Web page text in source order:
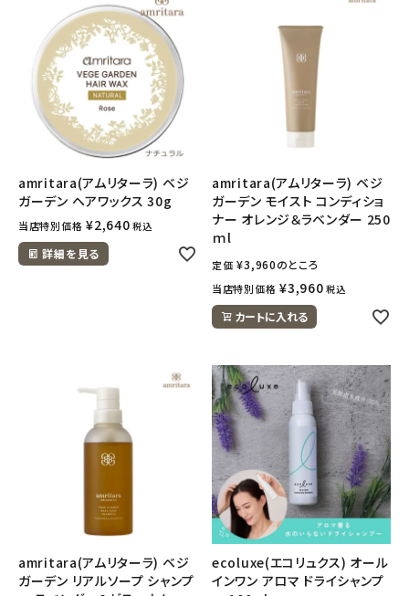
amritara(アムリターラ) ベジ
ガーデン ヘアワックス 30g
当店特別価格 ¥2,640 税込
詳細を見る
amritara(アムリターラ) ベジ
ガーデン モイスト コンディショ
ナー オレンジ＆ラベンダー 250
ｍl
定価 ¥3,960のところ
当店特別価格 ¥3,960 税込
カートに入れる
amritara(アムリターラ) ベジ
ガーデン リアルソープ シャンプ
ecoluxe(エコリュクス) オール
インワン アロマ ドライシャンプ